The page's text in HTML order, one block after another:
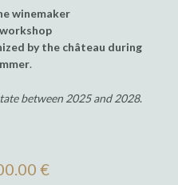
winemaker
by the château during
.
between 2025 and 2028.
€